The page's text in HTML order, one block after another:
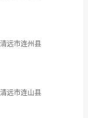
远市连州县
远市连山县